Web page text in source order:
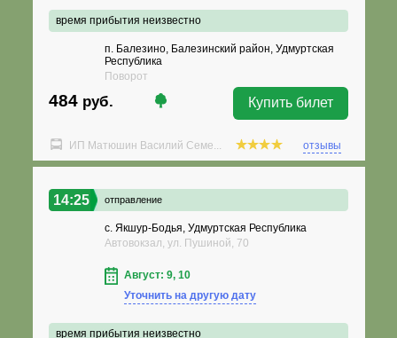
время прибытия неизвестно
п. Балезино, Балезинский район, Удмуртская
Республика
Поворот
484 руб. Купить билет
ИП Матюшин Василий Семе... отзывы
14:25 отправление
с. Якшур-Бодья, Удмуртская Республика
Автовокзал, ул. Пушиной, 70
Август: 9, 10
Уточнить на другую дату
время прибытия неизвестно